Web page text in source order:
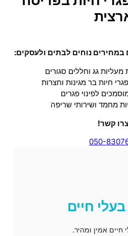
במחירים נוחים לבתים ולעסקים:
מעליות גג וחללים סגורים
חיות בר מגינות וחצרות
לפינוי פגרים
מחמד ושירותי שריפה
קשר!
050-
בעלי חיים
חיים אמין ומהיר.